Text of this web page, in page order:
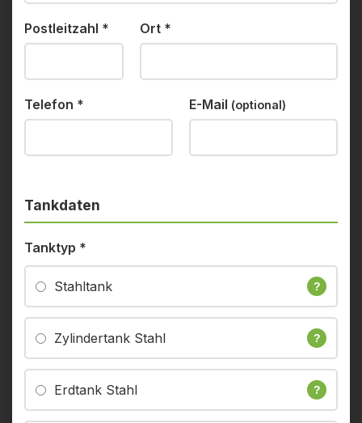
Postleitzahl * Ort *
Telefon * E-Mail (optional)
Tankdaten
Tanktyp *
Stahltank ?
Zylindertank Stahl ?
Erdtank Stahl ?